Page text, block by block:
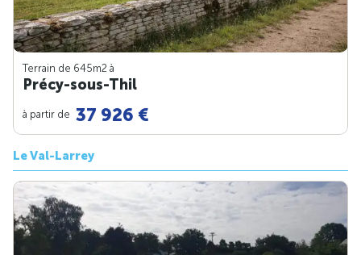
Terrain de 645m2 à
Précy-sous-Thil
à partir de 37 926 €
Le Val-Larrey